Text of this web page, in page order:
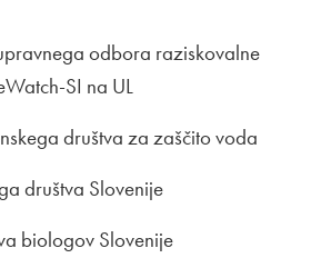
odbora raziskovalne
SI na UL
društva za zaščito voda
društva Slovenije
biologov Slovenije